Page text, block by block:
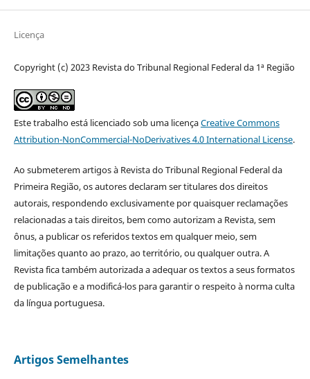
Licença
Copyright (c) 2023 Revista do Tribunal Regional Federal da 1ª Região
Este trabalho está licenciado sob uma licençaCreative Commons
Attribution-NonCommercial-NoDerivatives 4.0 International License.
Ao submeterem artigos à Revista do Tribunal Regional Federal da
Primeira Região, os autores declaram ser titulares dos direitos
autorais, respondendo exclusivamente por quaisquer reclamações
relacionadas a tais direitos, bem como autorizam a Revista, sem
ônus, a publicar os referidos textos em qualquer meio, sem
limitações quanto ao prazo, ao território, ou qualquer outra. A
Revista fica também autorizada a adequar os textos a seus formatos
de publicação e a modificá-los para garantir o respeito à norma culta
da língua portuguesa.
Artigos Semelhantes